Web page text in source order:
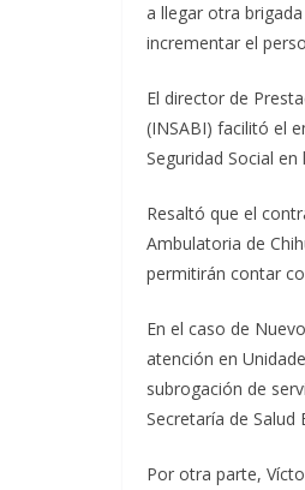
a llegar otra
incrementar el
El director de
(INSABI) facilitó el
Seguridad Social
Resaltó que el
Ambulatoria de
permitirán contar
En el caso de
atención en
subrogación de
Secretaría de
Por otra parte,